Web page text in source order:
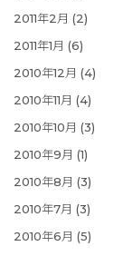
2011年2月 (2)
2011年1月 (6)
2010年12月 (4)
2010年11月 (4)
2010年10月 (3)
2010年9月 (1)
2010年8月 (3)
2010年7月 (3)
2010年6月 (5)